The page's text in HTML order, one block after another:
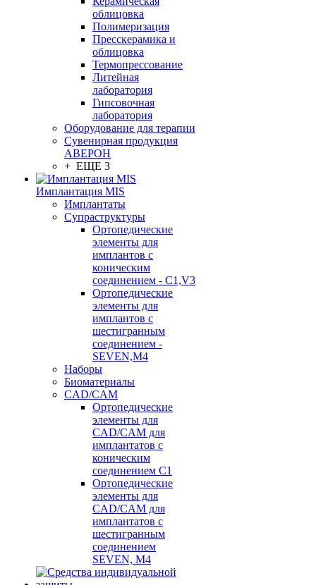
облицовка
Полимеризация
Пресскерамика и
облицовка
Термопрессование
Литейная
лаборатория
Гипсовочная
лаборатория
Оборудование для терапии
Сувенирная продукция
АВЕРОН
+ ЕЩЕ 3
Имплантация MIS
Имплантаты
Супраструктуры
Ортопедические
элементы для
имплантов с
коническим
соединением - C1,V3
Ортопедические
элементы для
имплантов с
шестигранным
соединением -
SEVEN,M4
Наборы
Биоматериалы
CAD/CAM
Ортопедические
элементы для
CAD/CAM для
имплантатов с
коническим
соединением С1
Ортопедические
элементы для
CAD/CAM для
имплантатов с
шестигранным
соединением
SEVEN, М4